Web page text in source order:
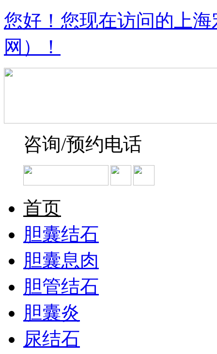
您好！您现在访问的上
网）！
咨询/预约电话
首页
胆囊结石
胆囊息肉
胆管结石
胆囊炎
尿结石